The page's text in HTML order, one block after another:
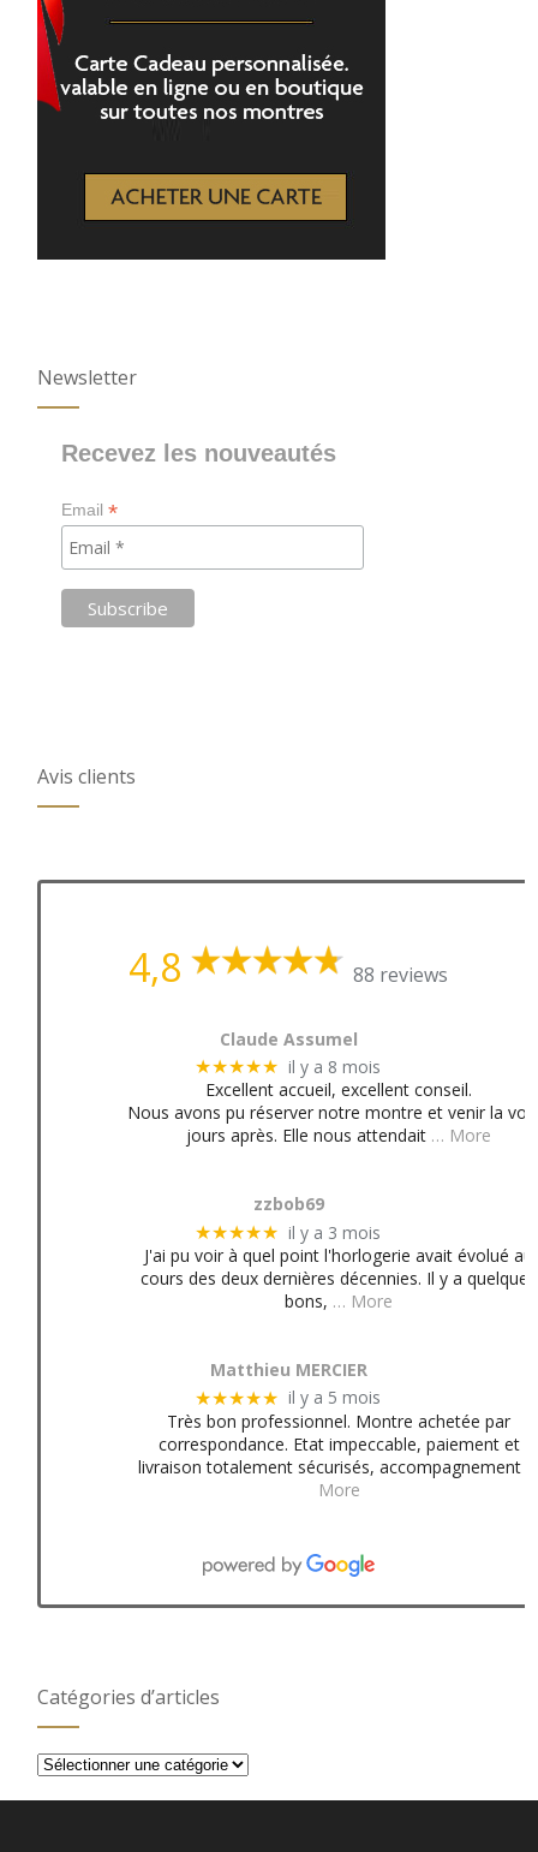
Newsletter
Recevez les nouveautés
Email*
Avis clients
4,8 88 reviews
Claude Assumel
★★★★★ il y a 8 mois
Excellent accueil, excellent conseil.
Nous avons pu réserver notre montre et venir la
jours après. Elle nous attendait … More
zzbob69
★★★★★ il y a 3 mois
J'ai pu voir à quel point l'horlogerie avait évolué au
cours des deux dernières décennies. Il y a quelques
bons, … More
Matthieu MERCIER
★★★★★ il y a 5 mois
Très bon professionnel. Montre achetée par
correspondance. Etat impeccable, paiement et
livraison totalement sécurisés, accompagnement
More
Catégories d’articles
Catégories